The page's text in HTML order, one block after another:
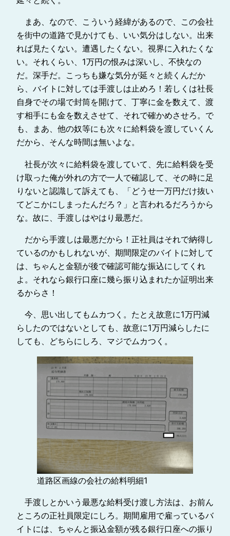
まあ、なので、こういう経緯があるので、この会社
を街中の道路で見かけても、いい気分はしない。出来
れば見たくない。遭遇したくない。視界に入れたくな
い。それくらい、1万円の恨みは深いし、不快なの
だ。深手だ。こっちも嫌な気分が延々と続くんだか
ら、バイトに対しては手渡しは止めろ！若しくは社長
自身でその場で封筒を開けて、丁寧に金を数えて、渡
す相手にも金を数えさせて、それで確かめさせろ。で
も、まあ、他の奴等にも次々に給料袋を渡していくん
だから、そんな時間は無いよな。
社長が次々に給料袋を渡していて、先に給料袋を受
け取った俺が外れの方で一人で確認して、その時に足
りないと認識して訴えても、「どうせ一万円だけ抜い
てどこかにしまったんだろ？」と言われるだろうから
な。故に、手渡しはやはり最悪だ。
だから手渡しは最悪だから！正社員はそれで納得し
ているのかもしれないが、期間限定のバイトに対して
は、ちゃんと金額が後で確認可能な振込にしてくれ
よ。それなら銀行口座に幾ら振り込まれたか証明出来
るからさ！
今、思い出してもムカつく。たとえ故意に1万円減
らしたのではないとしても、故意に1万円減らしたに
しても、どちらにしろ、マジでムカつく。
道路区画線の会社の給料明細1
手渡しとかいう最悪な給料受け渡し方法は、お前ん
ところの正社員限定にしろ。期間雇用で雇っているバ
イトには、ちゃんと振込金額が残る銀行口座への振り